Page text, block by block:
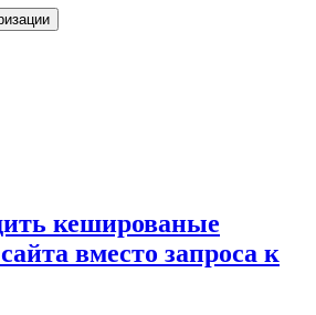
кешированые
вместо запроса к